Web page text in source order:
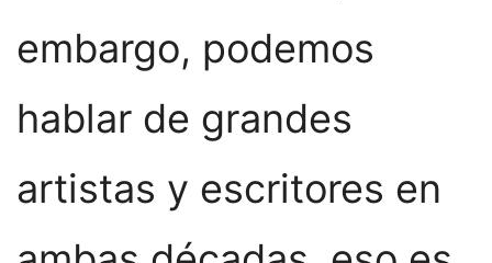
embargo, podemos
hablar de grandes
artistas y escritores en